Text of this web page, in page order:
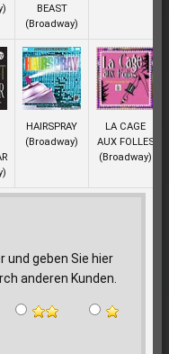
BEAST
(Broadway)
HAIRSPRAY
(Broadway)
LA CAGE
AUX FOLLES
(Broadway)
und geben Sie hier
anderen Kunden.